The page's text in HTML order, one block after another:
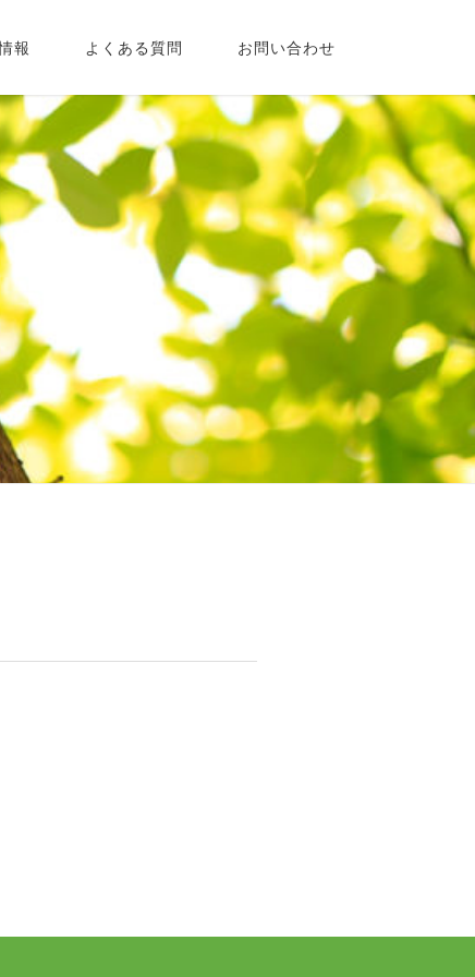
報 よくある質問 お問い合わせ